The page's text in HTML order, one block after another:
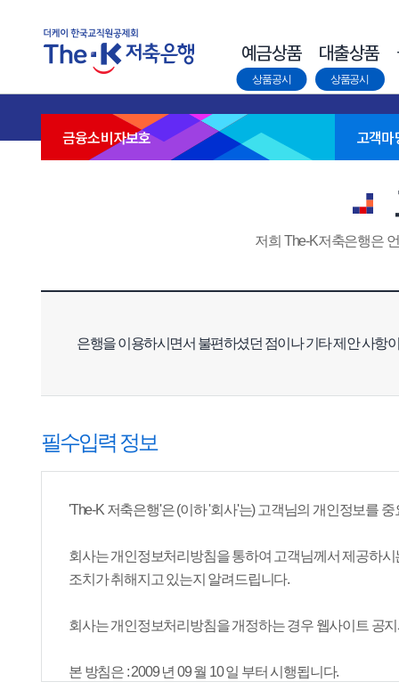
상품공시 상품공시
금융소비자보호 고객마
저희 The-K저축은행은
은행을 이용하시면서 불편하셨던 점이나 기타 제안 사항
필수입력 정보
'The-K 저축은행'은 (이하 '회사'는) 고객님의 개인정보를
회사는 개인정보처리방침을 통하여 고객님께서 제공하
조치가 취해지고 있는지 알려드립니다.
회사는 개인정보처리방침을 개정하는 경우 웹사이트 공
본 방침은 : 2009 년 09 월 10 일 부터 시행됩니다.